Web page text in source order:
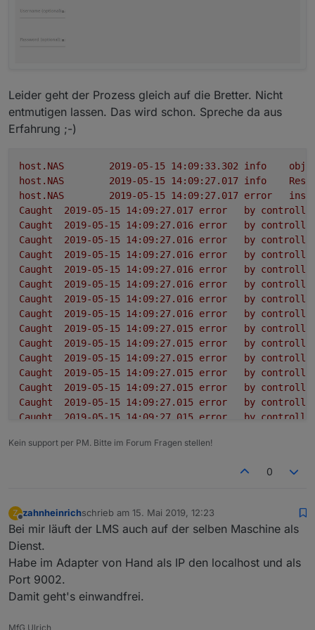
Leider geht der Prozess gleich auf die Bretter. Nicht
entmutigen lassen. Das wird schon. Spreche da aus
Erfahrung ;-)
host.NAS info
host.NAS
info
host.NAS
error
Caught
error by
Caught
error by
Caught
error by
Caught
error by
Caught
error by
Caught
error by
Caught
error by
Caught
error by
Caught
error by
Caught
error by
Caught
error by
Caught
error by
Caught
error by
Caught
error by
Caught
error by
Caught
2019-05-15 14:09:27.014 error
2019-05-15 14:09:26.961 info
squeezeboxrpc.0
squeezeboxrpc.0
at
squeezeboxrpc.0
2019-05-15 14:09:26.960 error at
squeezeboxrpc.0
squeezeboxrpc.0
2019-05-15 14:09:26.960 error at
squeezeboxrpc.0
squeezeboxrpc.0
squeezeboxrpc.0
Kein support per PM. Bitte im Forum Fragen stellen!
0
Z
Offline
zahnheinrichschrieb am 15. Mai 2019, 12:23
zuletzt editiert von
Bei mir läuft der LMS auch auf der selben Maschine als
Dienst.
Habe im Adapter von Hand als IP den localhost und als
Port 9002.
Damit geht's einwandfrei.
MfG Ulrich